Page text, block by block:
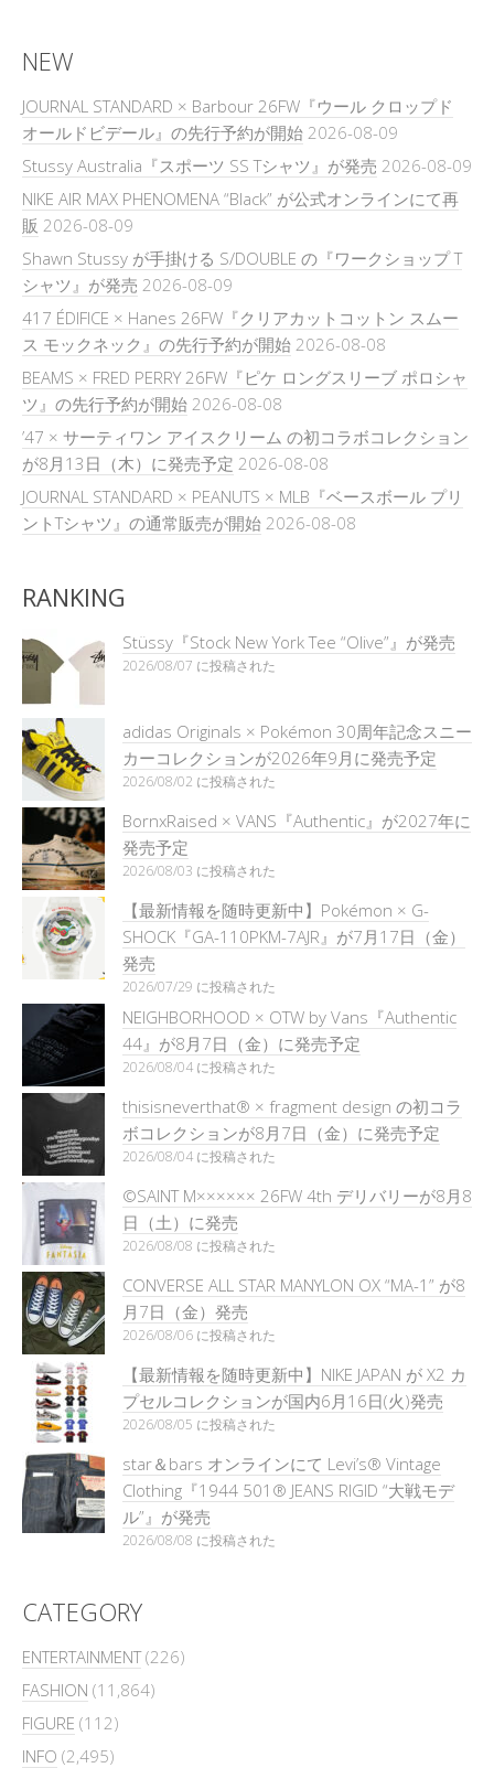
NEW
JOURNAL STANDARD × Barbour 26FW『ウール クロップド
オールドビデール』の先行予約が開始 2026-08-09
Stussy Australia『スポーツ SS Tシャツ』が発売 2026-08-09
NIKE AIR MAX PHENOMENA “Black” が公式オンラインにて再
販 2026-08-09
Shawn Stussy が手掛ける S/DOUBLE の『ワークショップ T
シャツ』が発売 2026-08-09
417 ÉDIFICE × Hanes 26FW『クリアカットコットン スムー
ス モックネック』の先行予約が開始 2026-08-08
BEAMS × FRED PERRY 26FW『ピケ ロングスリーブ ポロシャ
ツ』の先行予約が開始 2026-08-08
’47 × サーティワン アイスクリーム の初コラボコレクション
が8月13日（木）に発売予定 2026-08-08
JOURNAL STANDARD × PEANUTS × MLB『ベースボール プリ
ントTシャツ』の通常販売が開始 2026-08-08
RANKING
Stüssy『Stock New York Tee “Olive”』が発売
2026/08/07 に投稿された
adidas Originals × Pokémon 30周年記念スニー
カーコレクションが2026年9月に発売予定
2026/08/02 に投稿された
BornxRaised × VANS『Authentic』が2027年に
発売予定
2026/08/03 に投稿された
【最新情報を随時更新中】Pokémon × G-
SHOCK『GA-110PKM-7AJR』が7月17日（金）
発売
2026/07/29 に投稿された
NEIGHBORHOOD × OTW by Vans『Authentic
44』が8月7日（金）に発売予定
2026/08/04 に投稿された
thisisneverthat® × fragment design の初コラ
ボコレクションが8月7日（金）に発売予定
2026/08/04 に投稿された
©SAINT M×××××× 26FW 4th デリバリーが8月8
日（土）に発売
2026/08/08 に投稿された
CONVERSE ALL STAR MANYLON OX “MA-1” が8
月7日（金）発売
2026/08/06 に投稿された
【最新情報を随時更新中】NIKE JAPAN が X2 カ
プセルコレクションが国内6月16日(火)発売
2026/08/05 に投稿された
star＆bars オンラインにて Levi’s® Vintage
Clothing『1944 501® JEANS RIGID “大戦モデ
ル”』が発売
2026/08/08 に投稿された
CATEGORY
ENTERTAINMENT(226)
FASHION (11,864)
FIGURE (112)
INFO (2,495)